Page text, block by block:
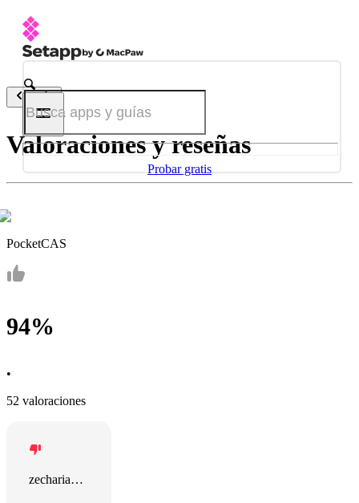
Probar gratis
Atrás
Valoraciones y reseñas
PocketCAS
94%
•
52 valoraciones
zechariah flanagan